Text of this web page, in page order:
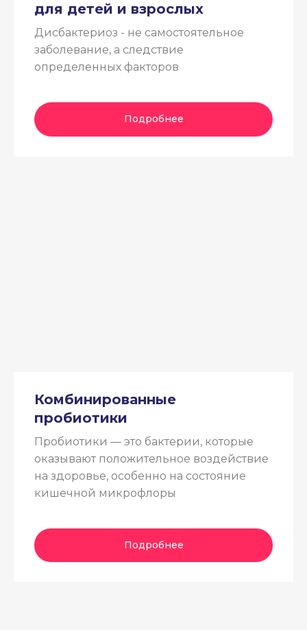
для детей и взрослых
Дисбактериоз - не самостоятельное
заболевание, а следствие
определенных факторов
Подробнее
Комбинированные
пробиотики
Пробиотики — это бактерии, которые
оказывают положительное воздействие
на здоровье, особенно на состояние
кишечной микрофлоры
Подробнее